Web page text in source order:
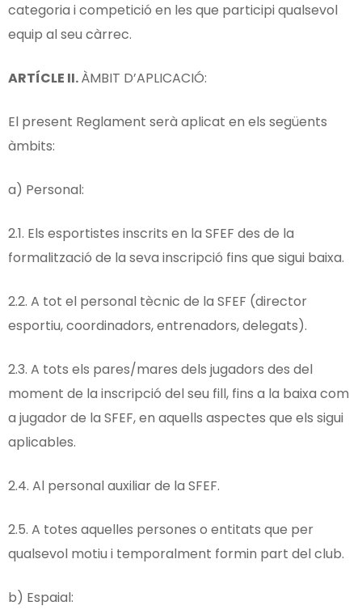
categoria i competició en les que participi qualsevol
equip al seu càrrec.
ARTÍCLE II.ÀMBIT D’APLICACIÓ:
El present Reglament serà aplicat en els següents
àmbits:
a) Personal:
2.1. Els esportistes inscrits en la SFEF des de la
formalització de la seva inscripció fins que sigui baixa.
2.2. A tot el personal tècnic de la SFEF (director
esportiu, coordinadors, entrenadors, delegats).
2.3. A tots els pares/mares dels jugadors des del
moment de la inscripció del seu fill, fins a la baixa com
a jugador de la SFEF, en aquells aspectes que els sigui
aplicables.
2.4. Al personal auxiliar de la SFEF.
2.5. A totes aquelles persones o entitats que per
qualsevol motiu i temporalment formin part del club.
b) Espaial: